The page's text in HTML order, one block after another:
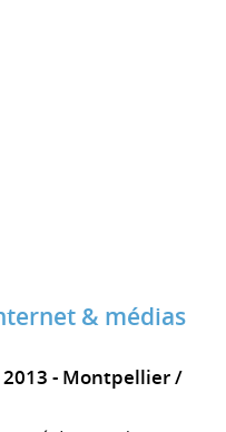
& médias
2013 Montpellier /